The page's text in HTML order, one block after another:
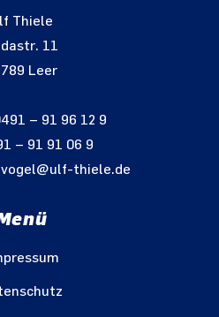
Thiele
11
Leer
– 91 96 12 9
– 91 91 06 9
thiele.de